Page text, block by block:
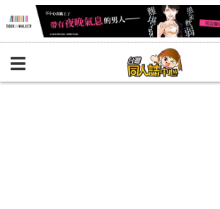
BOOKY書集倉庫